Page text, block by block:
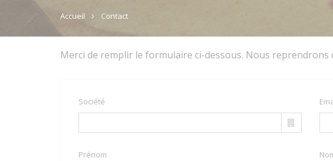
Accueil Contact
Merci de remplir le formulaire ci-dessous. Nous reprendrons
Société
Prénom